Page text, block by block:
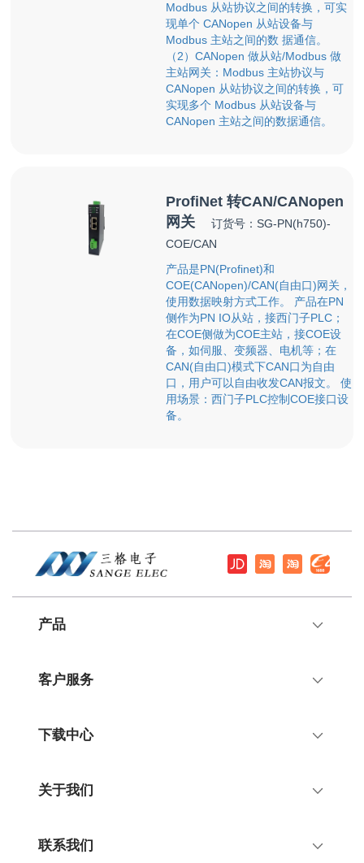
Modbus 从站协议之间的转换，可实
现单个 CANopen 从站设备与
Modbus 主站之间的数 据通信。
（2）CANopen 做从站/Modbus 做
主站网关：Modbus 主站协议与
CANopen 从站协议之间的转换，可
实现多个 Modbus 从站设备与
CANopen 主站之间的数据通信。
ProfiNet 转CAN/CANopen
网关
订货号：SG-PN(h750)-
COE/CAN
产品是PN(Profinet)和
COE(CANopen)/CAN(自由口)网关，
使用数据映射方式工作。 产品在PN
侧作为PN IO从站，接西门子PLC；
在COE侧做为COE主站，接COE设
备，如伺服、变频器、电机等；在
CAN(自由口)模式下CAN口为自由
口，用户可以自由收发CAN报文。 使
用场景：西门子PLC控制COE接口设
备。
产品
客户服务
下载中心
关于我们
联系我们